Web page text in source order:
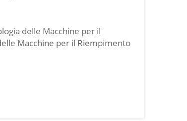
delle Macchine per il
Macchine per il Riempimento
molta strada da quando sono